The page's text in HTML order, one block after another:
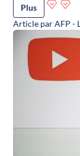
Plus
Article par AFP -